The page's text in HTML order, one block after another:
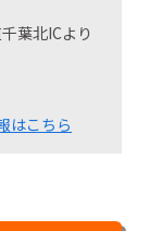
葉北ICより
はこちら